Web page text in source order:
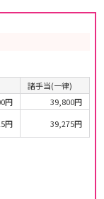
諸手当(一律)
円
39,800円
円 39,275円